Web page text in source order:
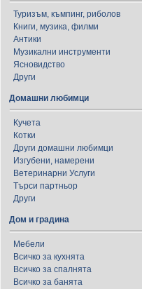
Туризъм, къмпинг, риболов
Книги, музика, филми
Антики
Музикални инструменти
Ясновидство
Други
Домашни любимци
Кучета
Котки
Други домашни любимци
Изгубени, намерени
Ветеринарни Услуги
Търси партньор
Други
Дом и градина
Мебели
Всичко за кухнята
Всичко за спалнята
Всичко за банята